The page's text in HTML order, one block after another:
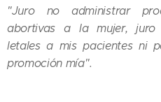
"Juro no administrar
abortivas a la mujer, juro
letales a mis pacientes ni
promoción mía".